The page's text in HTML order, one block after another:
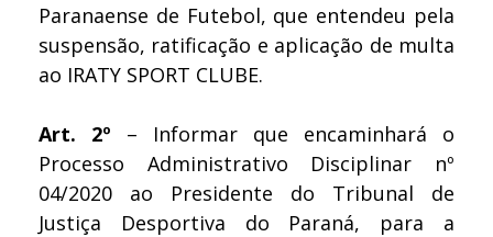
Paranaense de Futebol, que entendeu pela
suspensão, ratificação e aplicação de multa
ao IRATY SPORT CLUBE.
Art. 2º – Informar que encaminhará o
Processo Administrativo Disciplinar nº
04/2020 ao Presidente do Tribunal de
Justiça Desportiva do Paraná, para a